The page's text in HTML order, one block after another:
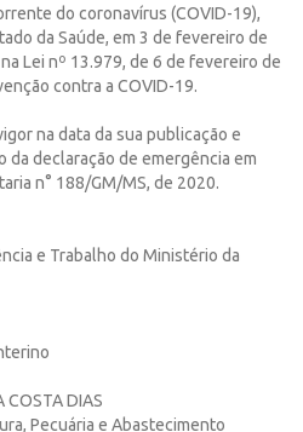
do coronavírus (COVID-19),
da Saúde, em 3 de fevereiro de
Lei nº 13.979, de 6 de fevereiro de
contra a COVID-19.
na data da sua publicação e
declaração de emergência em
n° 188/GM/MS, de 2020.
e Trabalho do Ministério da
COSTA DIAS
Pecuária e Abastecimento